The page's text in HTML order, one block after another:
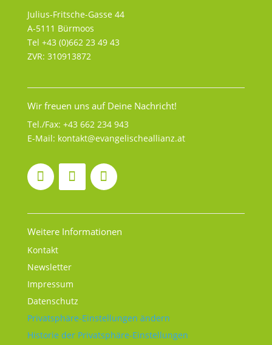
Julius-Fritsche-Gasse 44
A-5111 Bürmoos
Tel +43 (0)662 23 49 43
ZVR: 310913872
Wir freuen uns auf Deine Nachricht!
Tel./Fax: +43 662 234 943
E-Mail: kontakt@evangelischeallianz.at
Weitere Informationen
Kontakt
Newsletter
Impressum
Datenschutz
Privatsphäre-Einstellungen ändern
Historie der Privatsphäre-Einstellungen